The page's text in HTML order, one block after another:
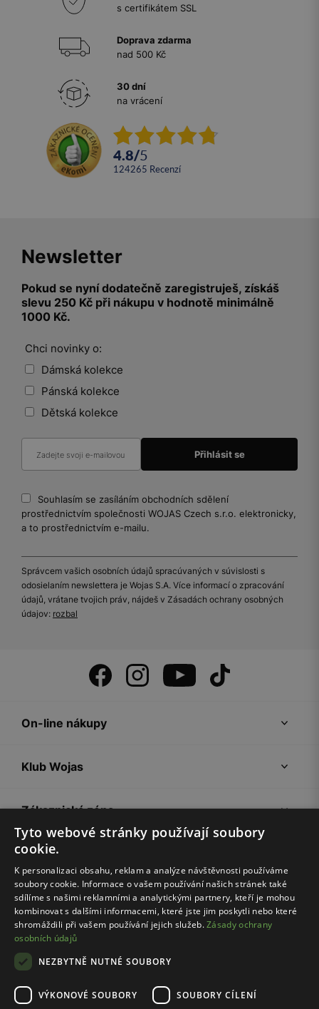
s certifikátem SSL
Doprava zdarma
nad 500 Kč
30 dní
na vrácení
4.8/5
124265 recenzí
Newsletter
Pokud se nyní dodatečně zaregistruješ, získáš
slevu 250 Kč při nákupu v hodnotě minimálně
1000 Kč.
Chci novinky o:
Dámská kolekce
Pánská kolekce
Dětská kolekce
Souhlasím se zasíláním obchodních sdělení
prostřednictvím společnosti WOJAS Czech s.r.o. elektronicky,
a to prostřednictvím e-mailu.
Správcem vašich osobních údajů spracúvaných v súvislosti s
odosielaním newslettera je Wojas S.A. Více informací o zpracování
údajů, vrátane tvojich práv, nájdeš v Zásadách ochrany osobných
údajov: rozbal
On-line nákupy
Klub Wojas
Zákaznická zóna
Společnost Wojas
Rady
Tyto webové stránky používají soubory
cookie.
K personalizaci obsahu, reklam a analýze návštěvnosti používáme
soubory cookie. Informace o vašem používání našich stránek také
sdílíme s našimi reklamními a analytickými partnery, kteří je mohou
kombinovat s dalšími informacemi, které jste jim poskytli nebo které
shromáždili při vašem používání jejich služeb.Zásady ochrany
osobních údajů
NEZBYTNĚ NUTNÉ SOUBORY
VÝKONOVÉ SOUBORY SOUBORY CÍLENÍ